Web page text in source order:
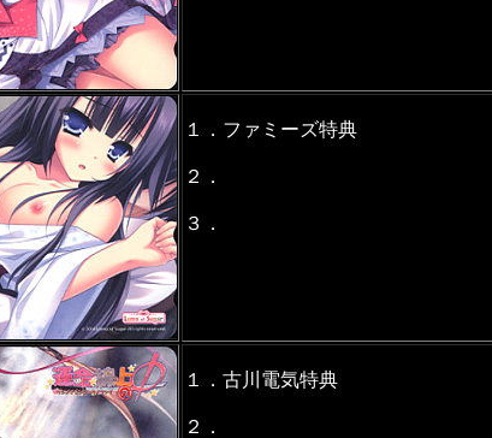
１．ファミーズ特典
２．
３．
１．古川電気特典
２．